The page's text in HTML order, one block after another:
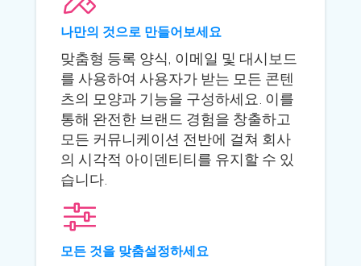
나만의 것으로 만들어보세요
맞춤형 등록 양식, 이메일 및 대시보드
를 사용하여 사용자가 받는 모든 콘텐
츠의 모양과 기능을 구성하세요. 이를
통해 완전한 브랜드 경험을 창출하고
모든 커뮤니케이션 전반에 걸쳐 회사
의 시각적 아이덴티티를 유지할 수 있
습니다.
모든 것을 맞춤설정하세요